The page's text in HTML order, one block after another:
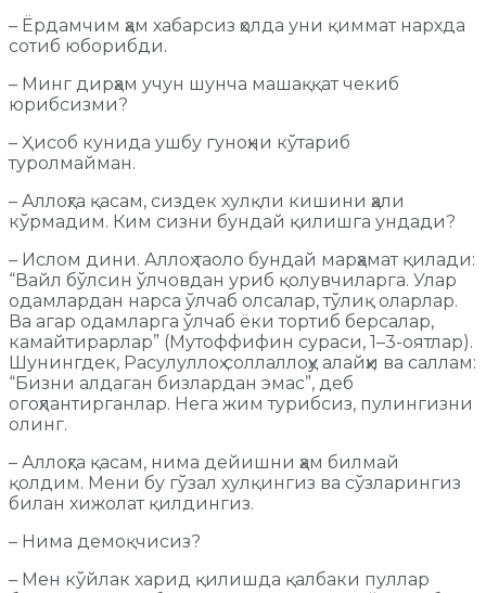
– Ёрдамчим ҳам хабарсиз ҳолда уни қиммат нархда
сотиб юборибди.
– Минг дирҳам учун шунча машаққат чекиб
юрибсизми?
– Ҳисоб кунида ушбу гуноҳни кўтариб
туролмайман.
– Аллоҳга қасам, сиздек хулқли кишини ҳали
кўрмадим. Ким сизни бундай қилишга ундади?
– Ислом дини. Аллоҳ таоло бундай марҳамат қилади:
“Вайл бўлсин ўлчовдан уриб қолувчиларга. Улар
одамлардан нарса ўлчаб олcалар, тўлиқ оларлар.
Ва агар одамларга ўлчаб ёки тортиб берсалар,
камайтирарлар” (Мутоффифин сураси, 1–3-оятлар).
Шунингдек, Расулуллоҳ соллаллоҳу алайҳи ва саллам:
“Бизни алдаган бизлардан эмас”, деб
огоҳлантирганлар. Нега жим турибсиз, пулингизни
олинг.
– Аллоҳга қасам, нима дейишни ҳам билмай
қолдим. Мени бу гўзал хулқингиз ва сўзларингиз
билан хижолат қилдингиз.
– Нима демоқчисиз?
– Мен кўйлак харид қилишда қалбаки пуллар